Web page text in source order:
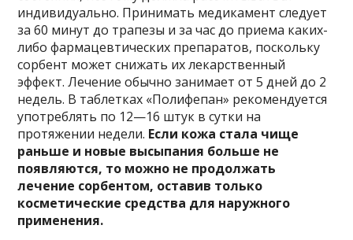
индивидуально. Принимать медикамент следует
за 60 минут до трапезы и за час до приема каких-
либо фармацевтических препаратов, поскольку
сорбент может снижать их лекарственный
эффект. Лечение обычно занимает от 5 дней до 2
недель. В таблетках «Полифепан» рекомендуется
употреблять по 12—16 штук в сутки на
протяжении недели. Если кожа стала чище
раньше и новые высыпания больше не
появляются, то можно не продолжать
лечение сорбентом, оставив только
косметические средства для наружного
применения.